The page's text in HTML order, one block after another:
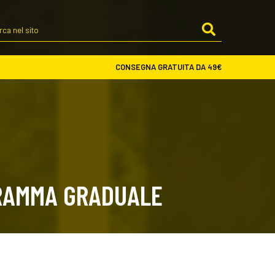
sito
CONSEGNA GRATUITA DA 49€
GRADUALE